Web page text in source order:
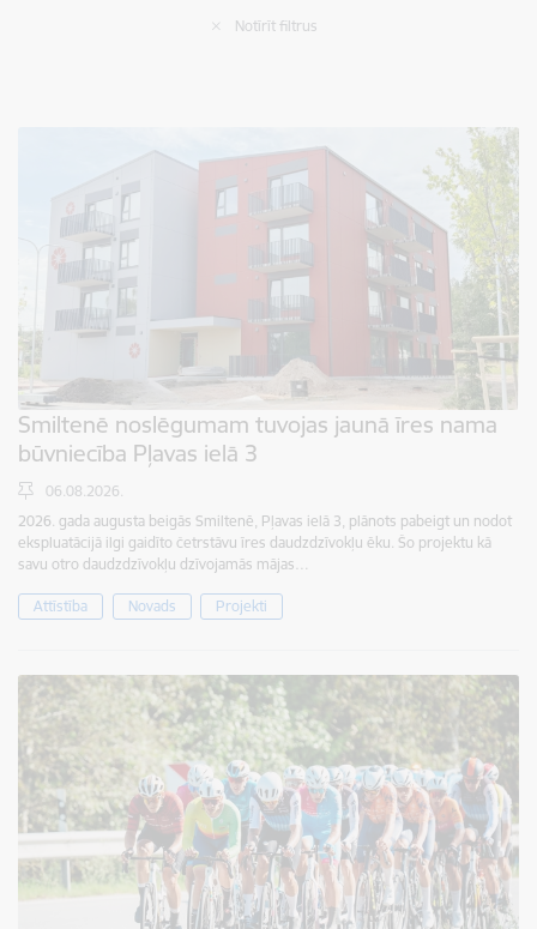
Notīrīt filtrus
Smiltenē noslēgumam tuvojas jaunā īres nama
būvniecība Pļavas ielā 3
06.08.2026.
2026. gada augusta beigās Smiltenē, Pļavas ielā 3, plānots pabeigt un nodot
ekspluatācijā ilgi gaidīto četrstāvu īres daudzdzīvokļu ēku. Šo projektu kā
savu otro daudzdzīvokļu dzīvojamās mājas…
Attīstība Novads Projekti